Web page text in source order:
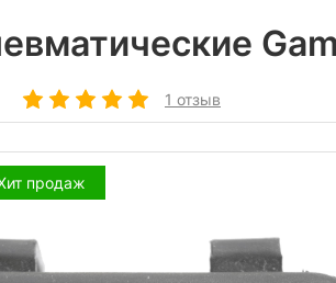
1 отзыв
продаж